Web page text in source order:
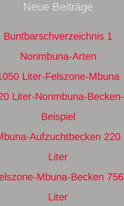
Neue Beiträge
Buntbarschverzeichnis 1
Nonmbuna-Arten
Liter-Felszone-Mbuna
Liter-Nonmbuna-Becken-
Beispiel
Aufzuchtbecken 220
Liter
Mbuna-Becken 756
Liter